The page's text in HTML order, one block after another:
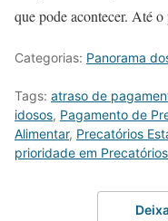
que pode acontecer. Até
Categorias: Panorama
Tags: atraso de
idosos, Pagamento de
Alimentar, Precatórios
prioridade em Precatórios